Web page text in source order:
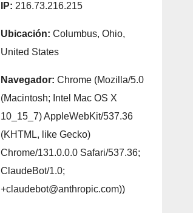
IP: 216.73.216.215
Ubicación: Columbus, Ohio,
United States
Navegador: Chrome (Mozilla/5.0
(Macintosh; Intel Mac OS X
10_15_7) AppleWebKit/537.36
(KHTML, like Gecko)
Chrome/131.0.0.0 Safari/537.36;
ClaudeBot/1.0;
+claudebot@anthropic.com))